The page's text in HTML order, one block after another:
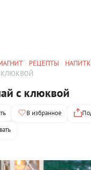
РЕЦЕПТЫ
КЛЮКВОЙ
с клюквой
В избранное